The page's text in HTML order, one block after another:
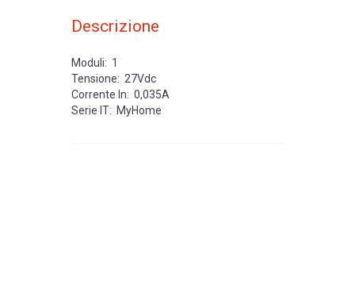
Descrizione
Moduli: 1
Tensione: 27Vdc
Corrente In: 0,035A
Serie IT: MyHome